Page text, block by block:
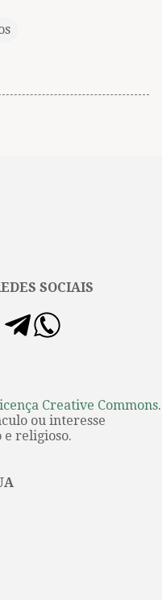
SOCIAIS
Creative Commons.
ou interesse
religioso.